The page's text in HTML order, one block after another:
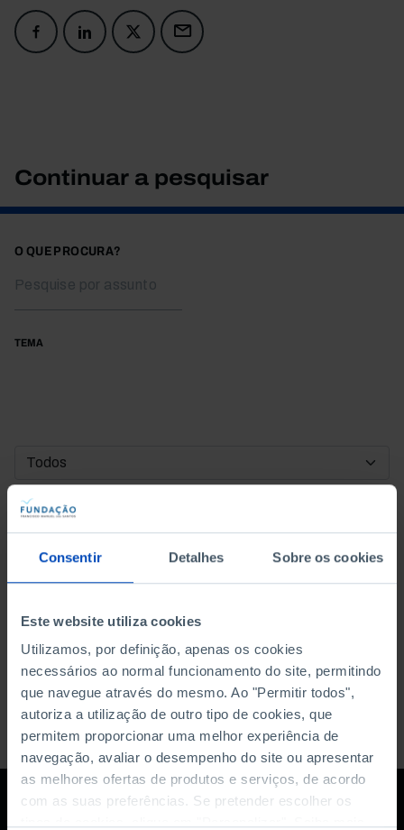
Consentir Detalhes Sobre os cookies
Este website utiliza cookies
Utilizamos, por definição, apenas os cookies
necessários ao normal funcionamento do site, permitindo
que navegue através do mesmo. Ao "Permitir todos",
autoriza a utilização de outro tipo de cookies, que
permitem proporcionar uma melhor experiência de
navegação, avaliar o desempenho do site ou apresentar
as melhores ofertas de produtos e serviços, de acordo
com as suas preferências. Se pretender escolher os
Continuar a pesquisar
O QUE PROCURA?
TEMA
DATA DE INÍCIO
DATA DE FIM